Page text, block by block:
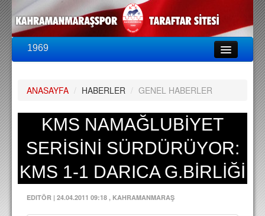
1969
PUAN DURUMU
FİKSTÜR
KADRO
A TAKIM KADROSU
TEKNİK KADRO
TRANSFERLER
ANASAYFA / HABERLER / GENEL HABERLER
KMS NAMAĞLUBİYET
SERİSİNİ SÜRDÜRÜYOR:
KMS 1-1 DARICA G.BİRLİĞİ
EDITÖR | 24.04.2011 09:18 , KAHRAMANMARAŞ